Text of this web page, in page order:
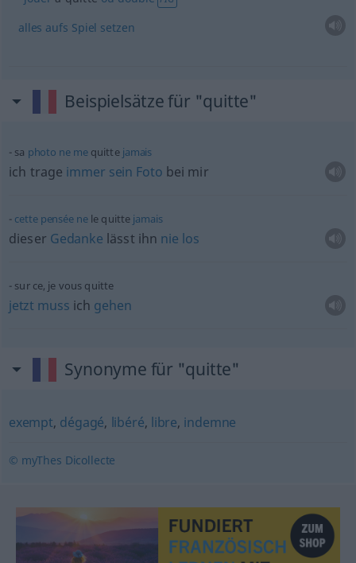
alles aufs Spiel setzen
Beispielsätze für "quitte"
sa photo ne mequitte jamais
ich trage immer sein Foto bei mir
cette pensée nele quitte jamais
dieser Gedanke lässt ihn nie los
sur ce, je vous quitte
jetzt muss ich gehen
Synonyme für "quitte"
exempt, dégagé, libéré, libre, indemne
© myThes Dicollecte